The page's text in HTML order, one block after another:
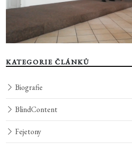
KATEGORIE ČLÁNKŮ
Biografie
BlindContent
Fejetony